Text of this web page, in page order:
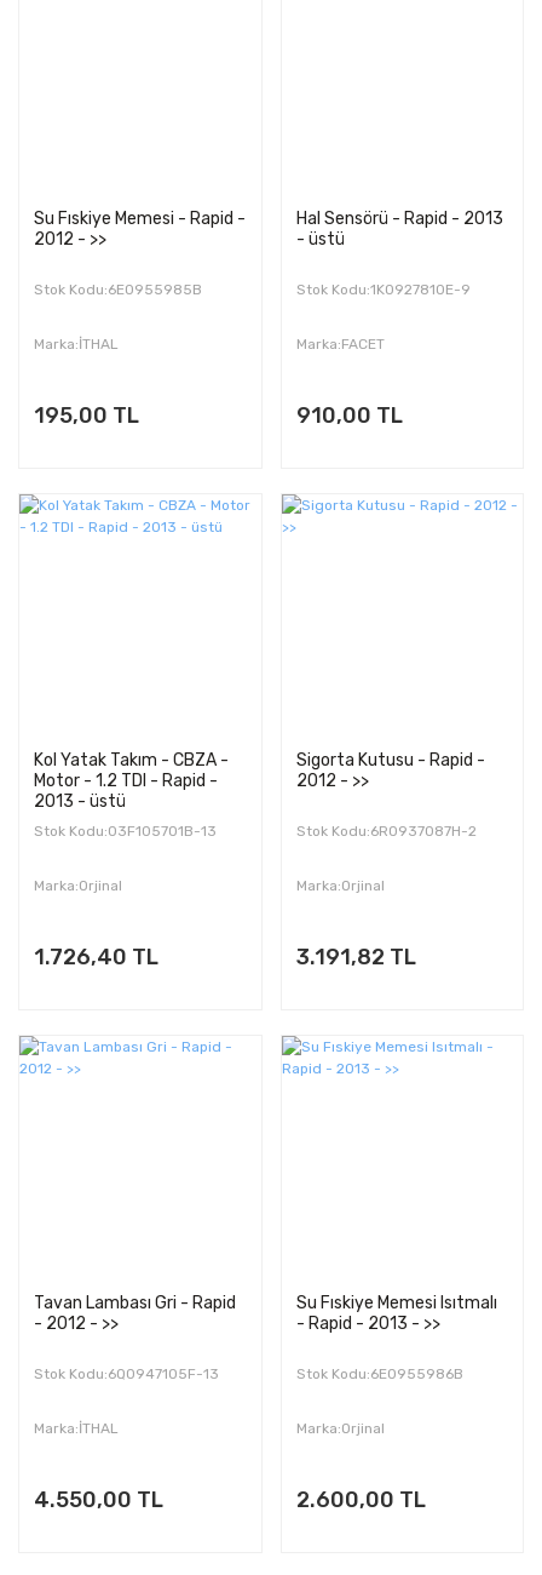
Su Fıskiye Memesi - Rapid -
2012 - >>
Stok Kodu:6E0955985B
Marka:İTHAL
195,00 TL
Hal Sensörü - Rapid - 2013
- üstü
Stok Kodu:1K0927810E-9
Marka:FACET
910,00 TL
Kol Yatak Takım - CBZA -
Motor - 1.2 TDI - Rapid -
2013 - üstü
Stok Kodu:03F105701B-13
Marka:Orjinal
1.726,40 TL
Sigorta Kutusu - Rapid -
2012 - >>
Stok Kodu:6R0937087H-2
Marka:Orjinal
3.191,82 TL
Tavan Lambası Gri - Rapid
- 2012 - >>
Stok Kodu:6Q0947105F-13
Marka:İTHAL
4.550,00 TL
Su Fıskiye Memesi Isıtmalı
- Rapid - 2013 - >>
Stok Kodu:6E0955986B
Marka:Orjinal
2.600,00 TL